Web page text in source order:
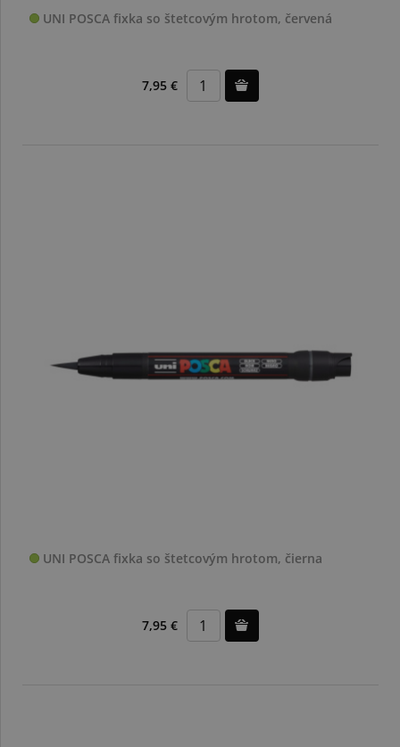
UNI POSCA fixka so štetcovým hrotom, červená
7,95 €
UNI POSCA fixka so štetcovým hrotom, čierna
7,95 €